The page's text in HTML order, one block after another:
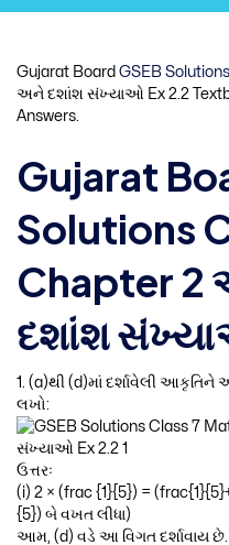
Gujarat Board GSEB
અને દશાંશ સંખ્યાઓ Ex 2.2
Answers.
Gujarat
Solutions
Chapter 2
દશાંશ
1. (a)થી (d)માં દર્શાવેલી
લખો:
ઉત્તરઃ
(i) 2 × (frac {1}{5}) =
{5}) બે વખત લીધા)
આમ, (d) વડે આ વિગત દર્શાવાય છે.